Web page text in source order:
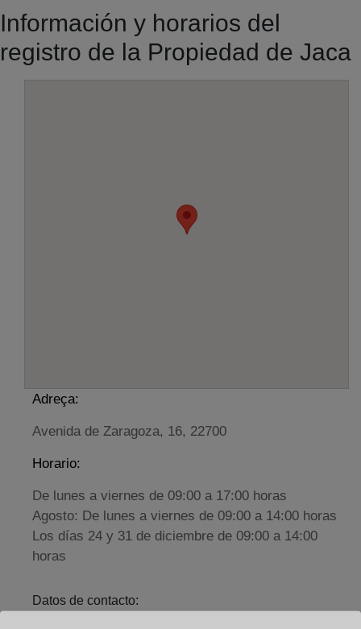
Información y horarios del
registro de la Propiedad de Jaca
Adreça:
Avenida de Zaragoza, 16, 22700
Horario:
De lunes a viernes de 09:00 a 17:00 horas
Agosto: De lunes a viernes de 09:00 a 14:00 horas
Los días 24 y 31 de diciembre de 09:00 a 14:00
horas
Datos de contacto: